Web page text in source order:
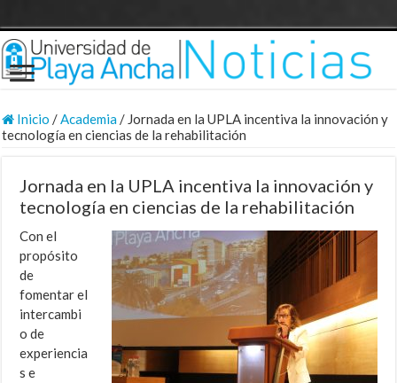
Inicio /Academia/ Jornada en la UPLA incentiva la innovación y
tecnología en ciencias de la rehabilitación
Jornada en la UPLA incentiva la innovación y
tecnología en ciencias de la rehabilitación
Con el
propósito
de
fomentar el
intercambi
o de
experiencia
s e